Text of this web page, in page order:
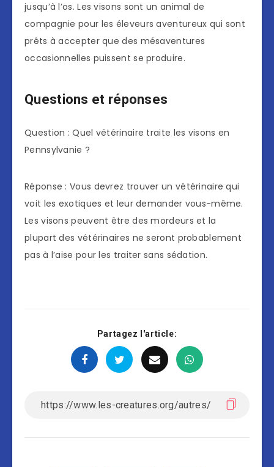
jusqu’à l’os. Les visons sont un animal de
compagnie pour les éleveurs aventureux qui sont
prêts à accepter que des mésaventures
occasionnelles puissent se produire.
Questions et réponses
Question : Quel vétérinaire traite les visons en
Pennsylvanie ?
Réponse : Vous devrez trouver un vétérinaire qui
voit les exotiques et leur demander vous-même.
Les visons peuvent être des mordeurs et la
plupart des vétérinaires ne seront probablement
pas à l’aise pour les traiter sans sédation.
Partagez l'article: